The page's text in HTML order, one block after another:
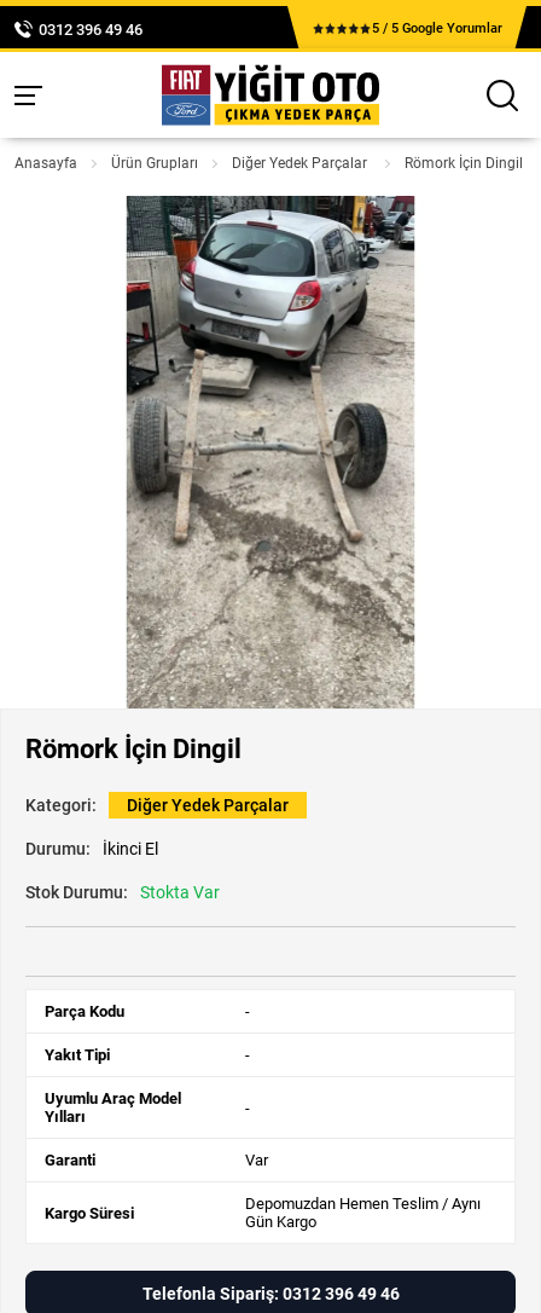
0312 396 49 46 5 / 5 Google Yorumlar
Anasayfa Ürün Grupları Diğer Yedek Parçalar Römork İçin Dingil
Römork İçin Dingil
Kategori: Diğer Yedek Parçalar
Durumu: İkinci El
Stok Durumu: Stokta Var
Parça Kodu -
Yakıt Tipi -
Uyumlu Araç Model
Yılları
-
Garanti Var
Kargo Süresi
Depomuzdan Hemen Teslim / Aynı
Gün Kargo
Telefonla Sipariş: 0312 396 49 46